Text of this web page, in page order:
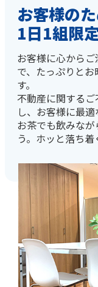
お客様のた
1日1組限
お客様に心から
で、たっぷりと
す。
不動産に関する
し、お客様に最適
お茶でも飲みな
う。ホッと落ち